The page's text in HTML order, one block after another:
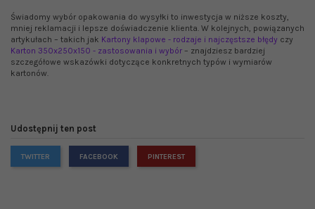
Świadomy wybór opakowania do wysyłki to inwestycja w niższe koszty,
mniej reklamacji i lepsze doświadczenie klienta. W kolejnych, powiązanych
artykułach – takich jak Kartony klapowe - rodzaje i najczęstsze błędy czy
Karton 350x250x150 - zastosowania i wybór – znajdziesz bardziej
szczegółowe wskazówki dotyczące konkretnych typów i wymiarów
kartonów.
Udostępnij ten post
TWITTER FACEBOOK PINTEREST